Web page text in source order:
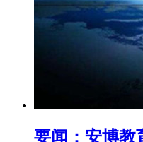
要闻：安博教